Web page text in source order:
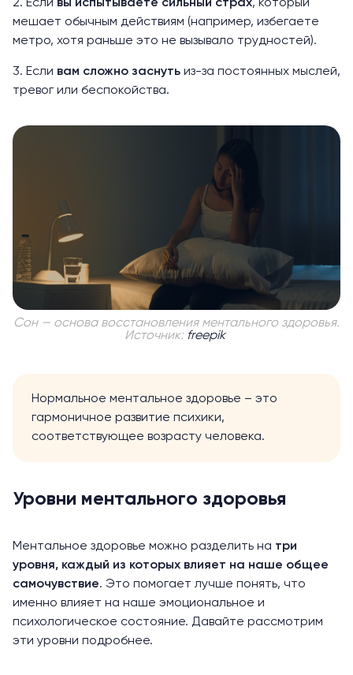
2. Если вы испытываете сильный страх, который
мешает обычным действиям (например, избегаете
метро, хотя раньше это не вызывало трудностей).
3. Если вам сложно заснуть из-за постоянных мыслей,
тревог или беспокойства.
Сон — основа восстановления ментального здоровья.
Источник: freepik
Нормальное ментальное здоровье – это
гармоничное развитие психики,
соответствующее возрасту человека.
Уровни ментального здоровья
Ментальное здоровье можно разделить на три
уровня, каждый из которых влияет на наше общее
самочувствие. Это помогает лучше понять, что
именно влияет на наше эмоциональное и
психологическое состояние. Давайте рассмотрим
эти уровни подробнее.